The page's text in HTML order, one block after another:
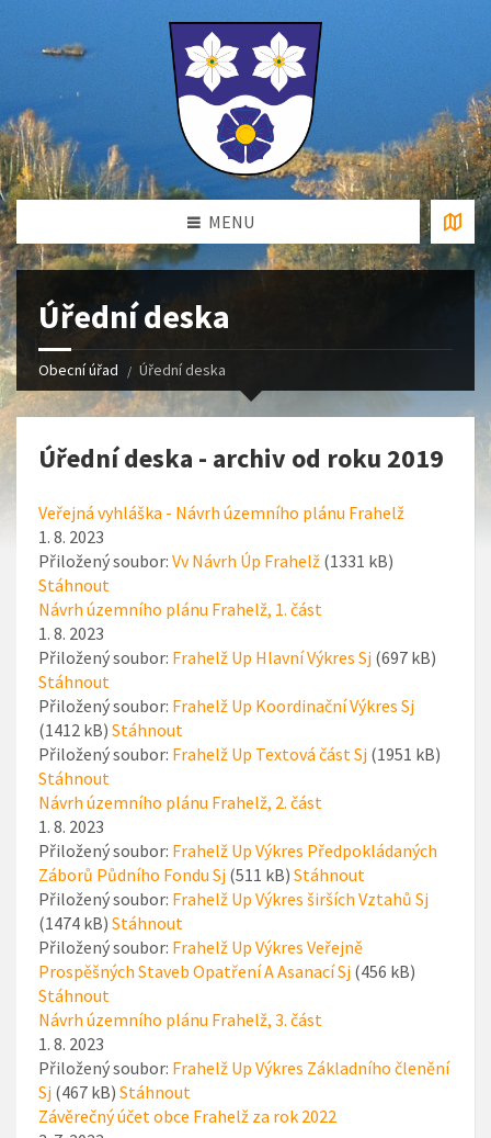
MENU
Úřední deska
Obecní úřad Úřední deska
Úřední deska - archiv od roku 2019
Veřejná vyhláška - Návrh územního plánu Frahelž
1. 8. 2023
Přiložený soubor: Vv Návrh Úp Frahelž (1331 kB)
Stáhnout
Návrh územního plánu Frahelž, 1. část
1. 8. 2023
Přiložený soubor: Frahelž Up Hlavní Výkres Sj (697 kB)
Stáhnout
Přiložený soubor: Frahelž Up Koordinační Výkres Sj
(1412 kB) Stáhnout
Přiložený soubor: Frahelž Up Textová část Sj (1951 kB)
Stáhnout
Návrh územního plánu Frahelž, 2. část
1. 8. 2023
Přiložený soubor: Frahelž Up Výkres Předpokládaných
Záborů Půdního Fondu Sj (511 kB) Stáhnout
Přiložený soubor: Frahelž Up Výkres širších Vztahů Sj
(1474 kB) Stáhnout
Přiložený soubor: Frahelž Up Výkres Veřejně
Prospěšných Staveb Opatření A Asanací Sj (456 kB)
Stáhnout
Návrh územního plánu Frahelž, 3. část
1. 8. 2023
Přiložený soubor: Frahelž Up Výkres Základního členění
Sj (467 kB) Stáhnout
Závěrečný účet obce Frahelž za rok 2022